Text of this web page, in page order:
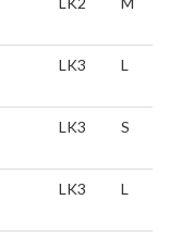
LK3 L
LK3 S
LK3 L